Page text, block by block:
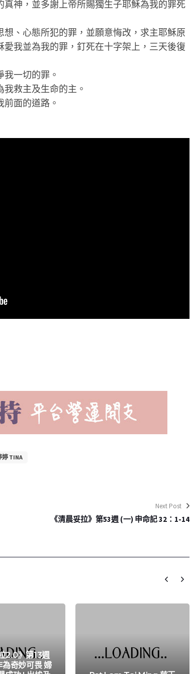
神，並多謝上帝所賜獨生子耶穌為我的罪死
、心態所犯的罪，並願意悔改，求主耶穌原
我並為我的罪，釘死在十字架上，三天後復
一切的罪。
救主及生命的主。
面的道路。
婷 TINA
Next Post
《清晨妥拉》第53週 (一) 申命記 32：1-14
2.0》第13週
為奇妙可畏 婦